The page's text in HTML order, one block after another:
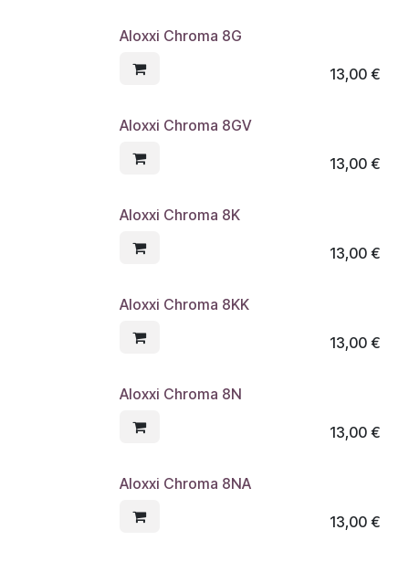
Aloxxi Chroma 8G
13,00€
Aloxxi Chroma 8GV
13,00€
Aloxxi Chroma 8K
13,00€
Aloxxi Chroma 8KK
13,00€
Aloxxi Chroma 8N
13,00€
Aloxxi Chroma 8NA
13,00€